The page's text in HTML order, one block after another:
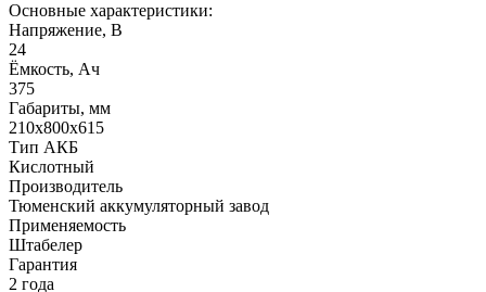
Основные характеристики:
Напряжение, В
24
Ёмкость, Ач
375
Габариты, мм
210х800х615
Тип АКБ
Кислотный
Производитель
Тюменский аккумуляторный завод
Применяемость
Штабелер
Гарантия
2 года